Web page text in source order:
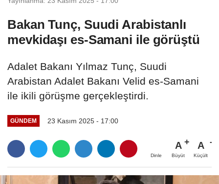
Bakan Tunç, Suudi Arabistanlı
mevkidaşı es-Samani ile görüştü
Adalet Bakanı Yılmaz Tunç, Suudi
Arabistan Adalet Bakanı Velid es-Samani
ile ikili görüşme gerçekleştirdi.
GÜNDEM 23 Kasım 2025 - 17:00
Dinle
A
Büyüt
A
Küçült